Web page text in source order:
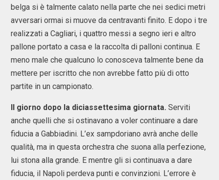
belga si è talmente calato nella parte che nei sedici metri
avversari ormai si muove da centravanti finito. E dopo i tre
realizzati a Cagliari, i quattro messi a segno ieri e altro
pallone portato a casa e la raccolta di palloni continua. E
meno male che qualcuno lo conosceva talmente bene da
mettere per iscritto che non avrebbe fatto più di otto
partite in un campionato.
Il giorno dopo la diciassettesima giornata. Serviti
anche quelli che si ostinavano a voler continuare a dare
fiducia a Gabbiadini. L’ex sampdoriano avrà anche delle
qualità, ma in questa orchestra che suona alla perfezione,
lui stona alla grande. E mentre gli si continuava a dare
fiducia, il Napoli perdeva punti e convinzioni. L’errore è